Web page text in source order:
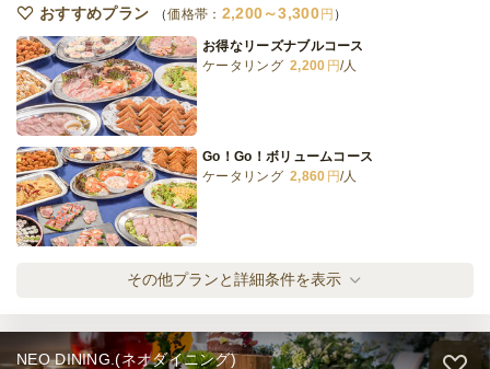
オードブル
締切 5日前19時
最低ご注文金額 54,000円
ケータリング
締切 5日前19時
最低ご注文金額 77,000円
おすすめプラン 価格帯： 2,200～3,300 円
お得なリーズナブルコース
ケータリング 2,200 円/人
Go！Go！ボリュームコース
ケータリング 2,860 円/人
お手軽和洋折衷プラン
ケータリング 2,750円/人
その他プランと詳細条件を表示
NEO DINING.(ネオダイニング)